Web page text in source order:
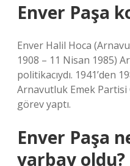
Enver Paşa
Enver Halil Hoca
1908 – 11 Nisan 1985)
politikacıydı. 1941’den
Arnavutluk Emek
görev yaptı.
Enver Paşa
yarbay oldu?